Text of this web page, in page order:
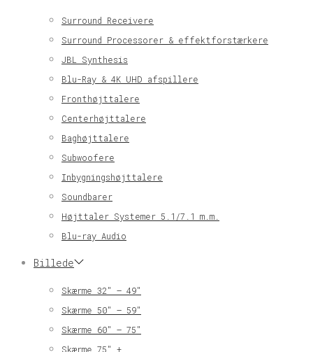
Surround Receivere
Surround Processorer & effektforstærkere
JBL Synthesis
Blu-Ray & 4K UHD afspillere
Fronthøjttalere
Centerhøjttalere
Baghøjttalere
Subwoofere
Inbygningshøjttalere
Soundbarer
Højttaler Systemer 5.1/7.1 m.m.
Blu-ray Audio
Billede
Skærme 32″ – 49″
Skærme 50″ – 59″
Skærme 60″ – 75″
Skærme 75″ +